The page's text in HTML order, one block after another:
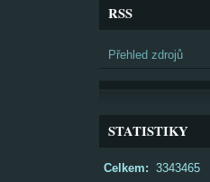
RSS
Přehled zdrojů
STATISTIKY
Celkem: 3343465